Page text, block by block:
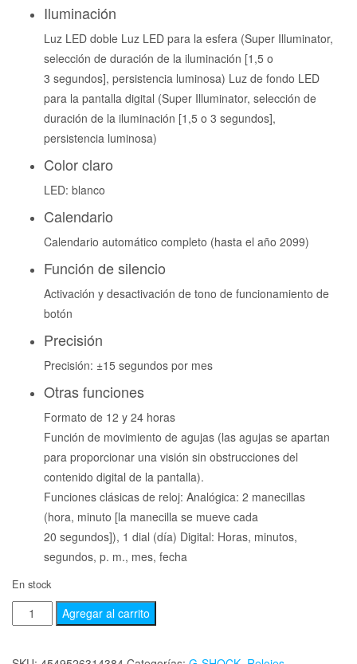
Iluminación
Luz LED doble Luz LED para la esfera (Super Illuminator,
selección de duración de la iluminación [1,5 o
3 segundos], persistencia luminosa) Luz de fondo LED
para la pantalla digital (Super Illuminator, selección de
duración de la iluminación [1,5 o 3 segundos],
persistencia luminosa)
Color claro
LED: blanco
Calendario
Calendario automático completo (hasta el año 2099)
Función de silencio
Activación y desactivación de tono de funcionamiento de
botón
Precisión
Precisión: ±15 segundos por mes
Otras funciones
Formato de 12 y 24 horas
Función de movimiento de agujas (las agujas se apartan
para proporcionar una visión sin obstrucciones del
contenido digital de la pantalla).
Funciones clásicas de reloj: Analógica: 2 manecillas
(hora, minuto [la manecilla se mueve cada
20 segundos]), 1 dial (día) Digital: Horas, minutos,
segundos, p. m., mes, fecha
En stock
Agregar al carrito